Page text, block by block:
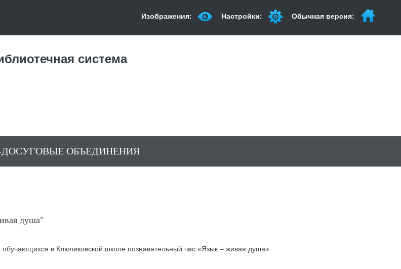
Изображения: Настройки: Обычная версия:
система
ДОСУГОВЫЕ ОБЪЕДИНЕНИЯ
душа"
в Ключиковской школе познавательный час «Язык – живая душа».